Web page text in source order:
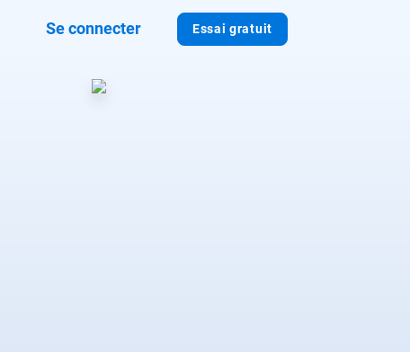
Essai gratuit
Se connecter